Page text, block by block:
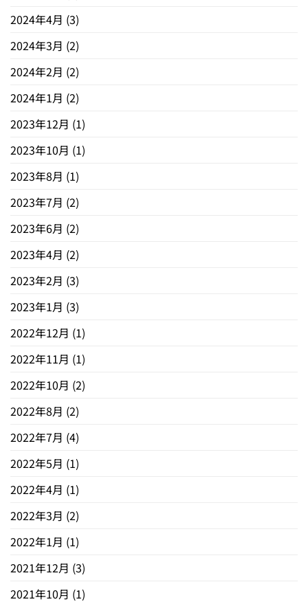
2024年4月 (3)
2024年3月 (2)
2024年2月 (2)
2024年1月 (2)
2023年12月 (1)
2023年10月 (1)
2023年8月 (1)
2023年7月 (2)
2023年6月 (2)
2023年4月 (2)
2023年2月 (3)
2023年1月 (3)
2022年12月 (1)
2022年11月 (1)
2022年10月 (2)
2022年8月 (2)
2022年7月 (4)
2022年5月 (1)
2022年4月 (1)
2022年3月 (2)
2022年1月 (1)
2021年12月 (3)
2021年10月 (1)